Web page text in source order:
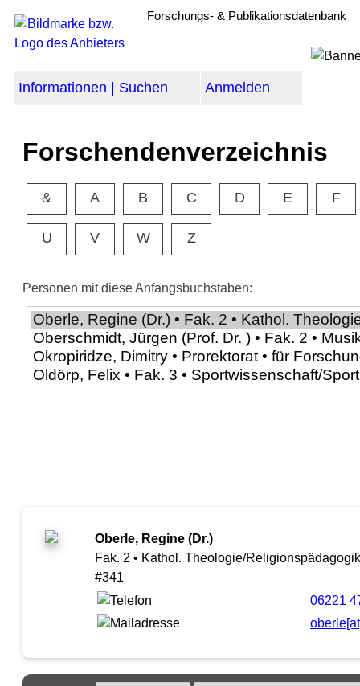
Forschungs- & Publikationsdatenbank
Informationen | Suchen Anmelden
Forschendenverzeichnis
& A B C D E F
U V W Z
Personen mit diese Anfangsbuchstaben:
Oberle, Regine (Dr.)
Fak. 2 • Kathol. Theologie/Religionspädagogik
#341
06221